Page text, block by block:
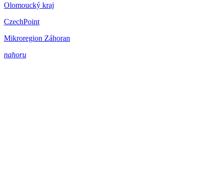
Olomoucký kraj
CzechPoint
Mikroregion Záhoran
nahoru